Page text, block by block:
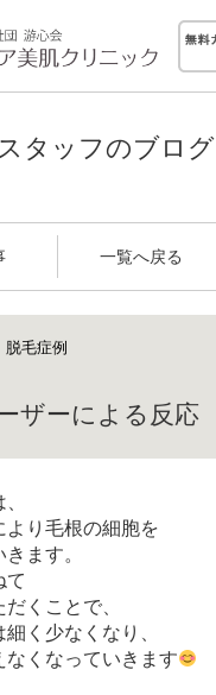
タッフのブログ
一覧へ戻る
脱毛症例
ザーによる反応
より毛根の細胞を
ます。
て
くことで、
く少なくなり、
なくなっていきます